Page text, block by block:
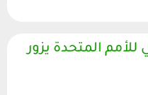
المتحدة يزور